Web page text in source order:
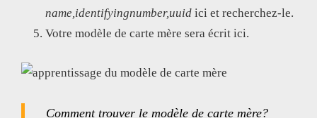
name,identifyingnumber,uuid ici et recherchez-le.
Votre modèle de carte mère sera écrit ici.
Comment trouver le modèle de carte mère?